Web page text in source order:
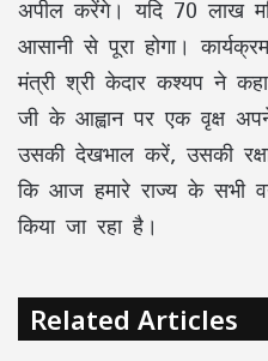
अपील करेंगे। यदि 70 लाख
आसानी से पूरा होगा।
मंत्री श्री केदार कश्यप ने
जी के आह्वान पर एक वृक्ष
उसकी देखभाल करें, उसकी
कि आज हमारे राज्य के सभी
किया जा रहा है।
Related Articles